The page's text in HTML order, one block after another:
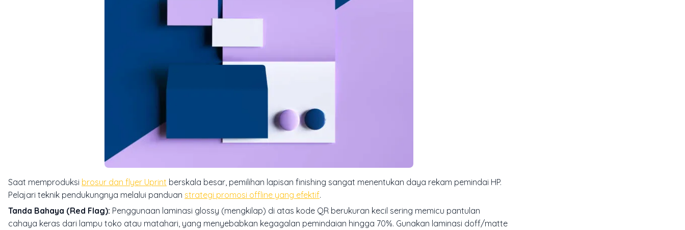
Saat memproduksi brosur dan flyer Uprint berskala besar, pemilihan lapisan finishing sangat menentukan daya rekam pemindai HP.
Pelajari teknik pendukungnya melalui panduan strategi promosi offline yang efektif.
Tanda Bahaya (Red Flag): Penggunaan laminasi glossy (mengkilap) di atas kode QR berukuran kecil sering memicu pantulan
cahaya keras dari lampu toko atau matahari, yang menyebabkan kegagalan pemindaian hingga 70%. Gunakan laminasi doff/matte